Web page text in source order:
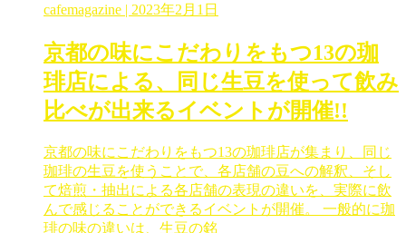
cafemagazine | 2023年2月1日
京都の味にこだわりをもつ13の珈
琲店による、同じ生豆を使って飲み
比べが出来るイベントが開催!!
京都の味にこだわりをもつ13の珈琲店が集まり、同じ
珈琲の生豆を使うことで、各店舗の豆への解釈、そし
て焙煎・抽出による各店舗の表現の違いを、実際に飲
んで感じることができるイベントが開催。 一般的に珈
琲の味の違いは、生豆の銘